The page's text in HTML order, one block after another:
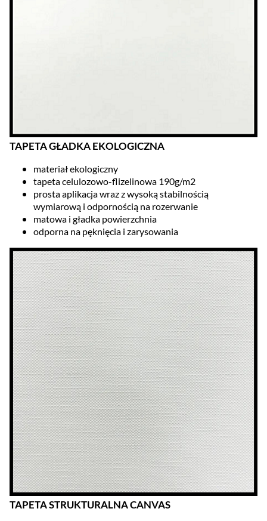
TAPETA GŁADKA EKOLOGICZNA
materiał ekologiczny
tapeta celulozowo-flizelinowa 190g/m2
prosta aplikacja wraz z wysoką stabilnością
wymiarową i odpornością na rozerwanie
matowa i gładka powierzchnia
odporna na pęknięcia i zarysowania
TAPETA STRUKTURALNA CANVAS